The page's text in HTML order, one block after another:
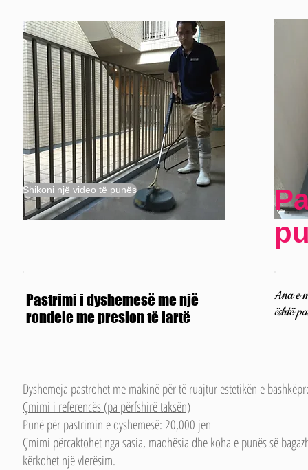
Shikoni një video të punës
Pastrimi i dyshemesë me një
rondele me presion të lartë
Ana e
është
Dyshemeja pastrohet me makinë për të ruajtur estetikën e
Çmimi i referencës (pa përfshirë taksën)
Punë për pastrimin e dyshemesë: 20,000 jen
Çmimi përcaktohet nga sasia, madhësia dhe koha e punës së
kërkohet një vlerësim.